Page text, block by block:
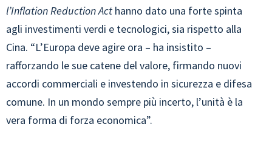
l’Inflation Reduction Act hanno dato una forte spinta
agli investimenti verdi e tecnologici, sia rispetto alla
Cina. “L’Europa deve agire ora – ha insistito –
rafforzando le sue catene del valore, firmando nuovi
accordi commerciali e investendo in sicurezza e difesa
comune. In un mondo sempre più incerto, l’unità è la
vera forma di forza economica”.